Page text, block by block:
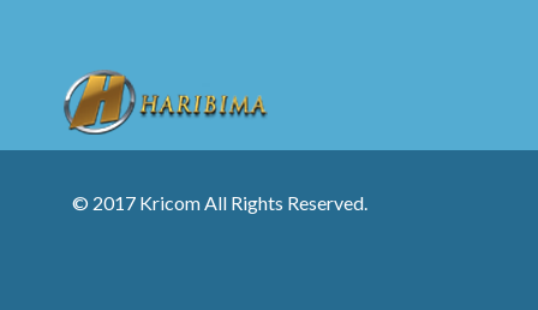
© 2017 Kricom All Rights Reserved.